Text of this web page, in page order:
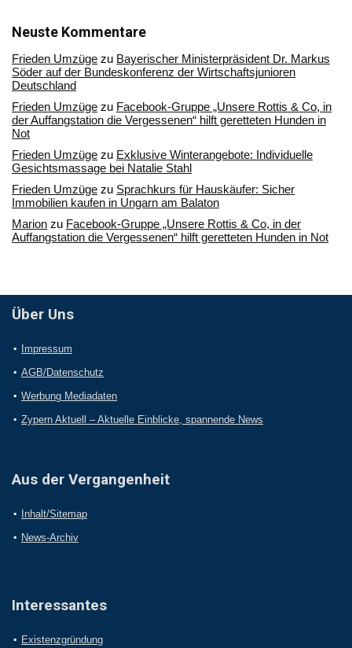
Archiv
Neuste Kommentare
Frieden Umzüge zu Bayerischer Ministerpräsident Dr. Markus
Söder auf der Bundeskonferenz der Wirtschaftsjunioren
Deutschland
Frieden Umzüge zu Facebook-Gruppe „Unsere Rottis & Co, in
der Auffangstation die Vergessenen“ hilft geretteten Hunden in
Not
Frieden Umzüge zu Exklusive Winterangebote: Individuelle
Gesichtsmassage bei Natalie Stahl
Frieden Umzüge zu Sprachkurs für Hauskäufer: Sicher
Immobilien kaufen in Ungarn am Balaton
Marion zu Facebook-Gruppe „Unsere Rottis & Co, in der
Auffangstation die Vergessenen“ hilft geretteten Hunden in Not
Über Uns
Impressum
AGB/Datenschutz
Werbung Mediadaten
Zypern Aktuell – Aktuelle Einblicke, spannende News
Aus der Vergangenheit
Inhalt/Sitemap
News-Archiv
Interessantes
Existenzgründung